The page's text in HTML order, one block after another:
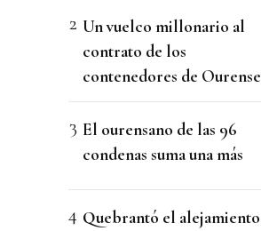
Un vuelco millonario al
contrato de los
contenedores de Ourense
El ourensano de las 96
condenas suma una más
Quebrantó el alejamiento